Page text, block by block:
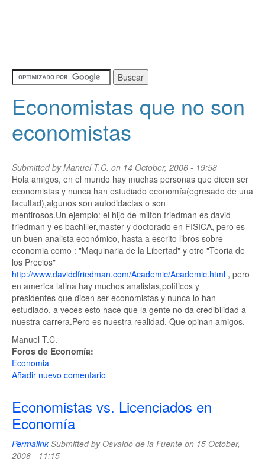
Economistas que no son
economistas
Submitted byManuel T.C. on 14 October, 2006 - 19:58
Hola amigos, en el mundo hay muchas personas que dicen ser
economistas y nunca han estudiado economía(egresado de una
facultad),algunos son autodidactas o son
mentirosos.Un ejemplo: el hijo de milton friedman es david
friedman y es bachiller,master y doctorado en FISICA, pero es
un buen analista económico, hasta a escrito libros sobre
economia como : "Maquinaria de la Libertad" y otro "Teoria de
los Precios"
http://www.daviddfriedman.com/Academic/Academic.html , pero
en america latina hay muchos analistas,políticos y
presidentes que dicen ser economistas y nunca lo han
estudiado, a veces esto hace que la gente no da credibilidad a
nuestra carrera.Pero es nuestra realidad. Que opinan amigos.
Manuel T.C.
Foros de Economía:
Economia
Añadir nuevo comentario
Economistas vs. Licenciados en
Economía
PermalinkSubmitted by Osvaldo de la Fuente on 15 October,
2006 - 11:15